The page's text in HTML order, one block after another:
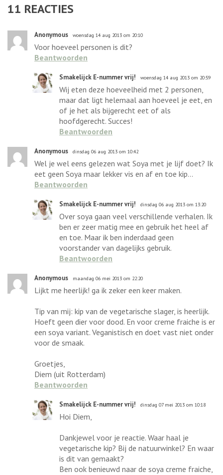
11 REACTIES
Anonymous woensdag 14 aug 2013 om 20:10
Voor hoeveel personen is dit?
Beantwoorden
Smakelijck E-nummer vrij! woensdag 14 aug 2013 om 20:59
Wij eten deze hoeveelheid met 2 personen,
maar dat ligt helemaal aan hoeveel je eet, en
of je het als bijgerecht eet of als
hoofdgerecht. Succes!
Beantwoorden
Anonymous dinsdag 06 aug 2013 om 10:42
Wel je wel eens gelezen wat Soya met je lijf doet? Ik
eet geen Soya maar lekker vis en af en toe kip...
Beantwoorden
Smakelijck E-nummer vrij! dinsdag 06 aug 2013 om 13:20
Over soya gaan veel verschillende verhalen. Ik
ben er zeer matig mee en gebruik het heel af
en toe. Maar ik ben inderdaad geen
voorstander van dagelijks gebruik.
Beantwoorden
Anonymous maandag 06 mei 2013 om 22:20
Lijkt me heerlijk! ga ik zeker een keer maken.
Tip van mij: kip van de vegetarische slager, is heerlijk.
Hoeft geen dier voor dood. En voor creme fraiche is er
een soya variant. Veganistisch en doet vast niet onder
voor de smaak.
Groetjes,
Diem (uit Rotterdam)
Beantwoorden
Smakelijck E-nummer vrij! dinsdag 07 mei 2013 om 10:18
Hoi Diem,
Dankjewel voor je reactie. Waar haal je
vegetarische kip? Bij de natuurwinkel? En waar
is dit van gemaakt?
Ben ook benieuwd naar de soya creme fraiche,